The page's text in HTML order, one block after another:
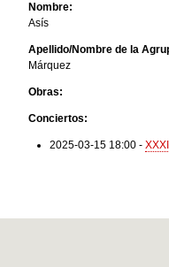
Nombre:
Asís
Apellido/Nombre de la
Márquez
Obras:
Conciertos:
2025-03-15 18:00 -